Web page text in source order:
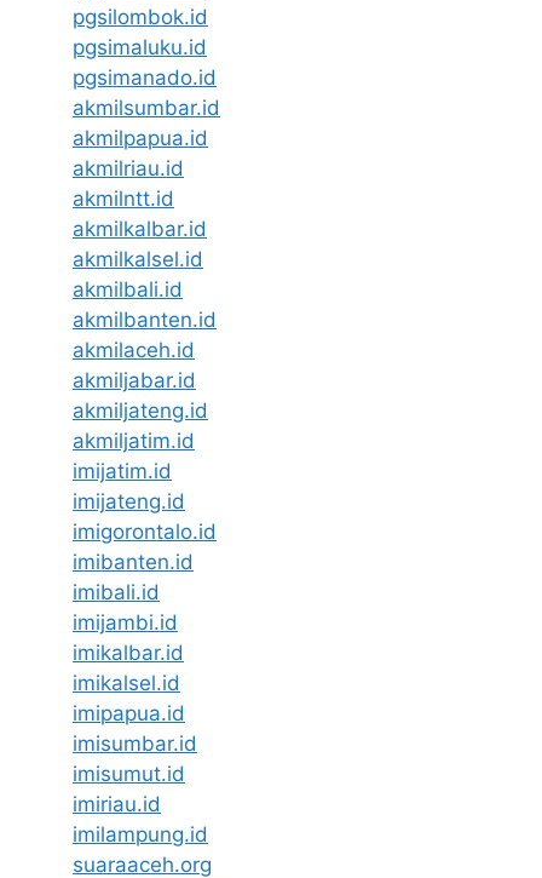
pgsilombok.id
pgsimaluku.id
pgsimanado.id
akmilsumbar.id
akmilpapua.id
akmilriau.id
akmilntt.id
akmilkalbar.id
akmilkalsel.id
akmilbali.id
akmilbanten.id
akmilaceh.id
akmiljabar.id
akmiljateng.id
akmiljatim.id
imijatim.id
imijateng.id
imigorontalo.id
imibanten.id
imibali.id
imijambi.id
imikalbar.id
imikalsel.id
imipapua.id
imisumbar.id
imisumut.id
imiriau.id
imilampung.id
suaraaceh.org